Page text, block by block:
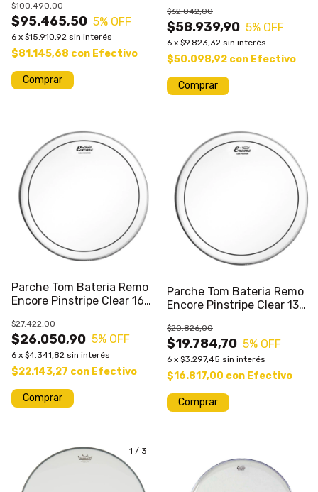
$95.465,50
$100.490,00
5% OFF
6 x $15.910,92 sin interés
$81.145,68 con Efectivo
$58.939,90
$62.042,00
5% OFF
6 x $9.823,32 sin interés
$50.098,92 con Efectivo
Parche Tom Bateria Remo
Encore Pinstripe Clear 16
$26.050,90
$27.422,00
5% OFF
6 x $4.341,82 sin interés
$22.143,27 con Efectivo
Parche Tom Bateria Remo
Encore Pinstripe Clear 13
$19.784,70
$20.826,00
5% OFF
6 x $3.297,45 sin interés
$16.817,00 con Efectivo
1 / 3